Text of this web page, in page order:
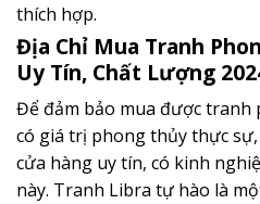
thích hợp.
Địa Chỉ Mua Tranh
Uy Tín, Chất Lượng
Để đảm bảo mua được tranh
có giá trị phong thủy thực
cửa hàng uy tín, có kinh
này. Tranh Libra tự hào là